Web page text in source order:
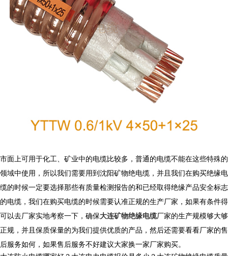
市面上可用于化工、矿业中的电缆比较多，普通的电缆不能在这些特殊的
领域中使用，所以我们需要用到沈阳矿物绝电缆，并且我们在购买绝缘电
缆的时候一定要选择那些有质量检测报告的和已经取得绝缘产品安全标志
的电缆，我们在购买电缆的时候需要认准正规的生产厂家，如果有条件得
可以去厂家实地考察一下，确保大连矿物绝缘电缆厂家的生产规模够大够
正规，并且保质保量的为我们提供优质的产品，然后还需要看看厂家的售
后服务如何，如果售后服务不好建议大家换一家厂家购买。